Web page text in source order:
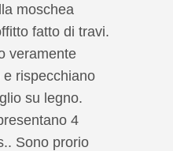
moschea
fatto di travi.
veramente
rispecchiano
su legno.
4
Sono prorio